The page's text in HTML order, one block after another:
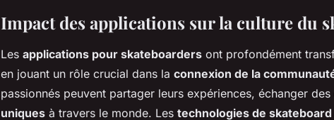
Impact des applications sur la culture du
Les applications pour skateboarders ont profondément
en jouant un rôle crucial dans la connexion de la
passionnés peuvent partager leurs expériences, échanger
uniques à travers le monde. Les technologies de skateboard